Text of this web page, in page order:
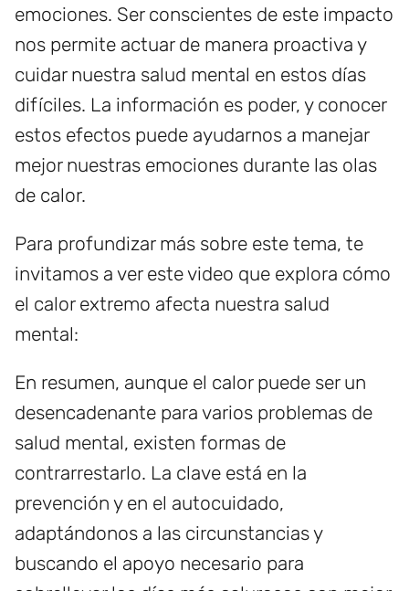
emociones. Ser conscientes de este impacto
nos permite actuar de manera proactiva y
cuidar nuestra salud mental en estos días
difíciles. La información es poder, y conocer
estos efectos puede ayudarnos a manejar
mejor nuestras emociones durante las olas
de calor.
Para profundizar más sobre este tema, te
invitamos a ver este video que explora cómo
el calor extremo afecta nuestra salud
mental:
En resumen, aunque el calor puede ser un
desencadenante para varios problemas de
salud mental, existen formas de
contrarrestarlo. La clave está en la
prevención y en el autocuidado,
adaptándonos a las circunstancias y
buscando el apoyo necesario para